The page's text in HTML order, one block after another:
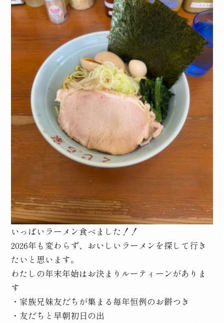
いっぱいラーメン食べました！！
2026年も変わらず、おいしいラーメンを探して行き
たいと思います。
わたしの年末年始はお決まりルーティーンがありま
す
・家族兄妹友だちが集まる毎年恒例のお餅つき
・友だちと早朝初日の出